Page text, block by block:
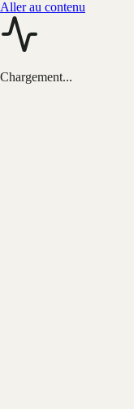
Aller au contenu
Chargement...